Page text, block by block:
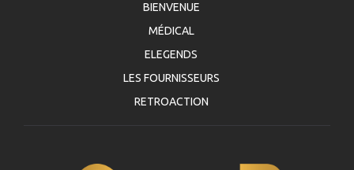
BIENVENUE
MÉDICAL
ELEGENDS
LES FOURNISSEURS
RETROACTION